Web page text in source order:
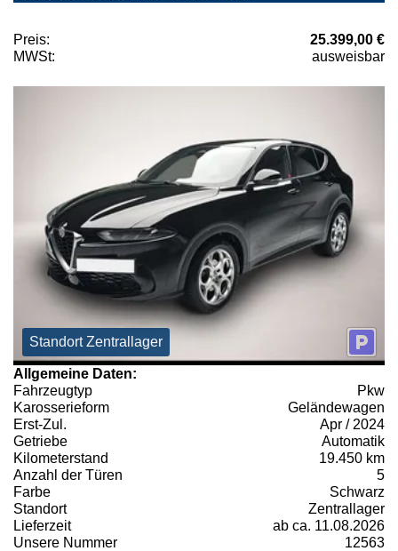
Preis:
25.399,00 €
MWSt:
ausweisbar
Standort Zentrallager
Allgemeine Daten:
Fahrzeugtyp
Pkw
Karosserieform
Geländewagen
Erst-Zul.
Apr / 2024
Getriebe
Automatik
Kilometerstand
19.450 km
Anzahl der Türen
5
Farbe
Schwarz
Standort
Zentrallager
Lieferzeit
ab ca. 11.08.2026
Unsere Nummer
12563